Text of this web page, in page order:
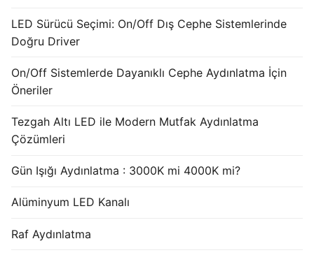
LED Sürücü Seçimi: On/Off Dış Cephe Sistemlerinde
Doğru Driver
On/Off Sistemlerde Dayanıklı Cephe Aydınlatma İçin
Öneriler
Tezgah Altı LED ile Modern Mutfak Aydınlatma
Çözümleri
Gün Işığı Aydınlatma : 3000K mi 4000K mi?
Alüminyum LED Kanalı
Raf Aydınlatma